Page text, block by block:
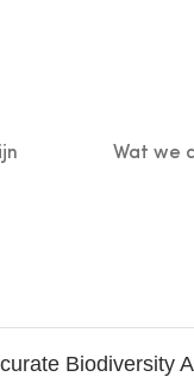
Wat we
Biodiversity